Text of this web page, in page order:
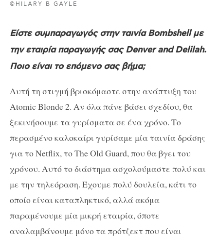
©HILARY B GAYLE
Είστε συμπαραγωγός στην ταινία Bombshell με
την εταιρία παραγωγής σας Denver and Delilah.
Ποιο είναι το επόμενο σας βήμα;
Αυτή τη στιγμή βρισκόμαστε στην ανάπτυξη του
Atomic Blonde 2. Αν όλα πάνε βάσει σχεδίου, θα
ξεκινήσουμε τα γυρίσματα σε ένα χρόνο. Το
περασμένο καλοκαίρι γυρίσαμε μία ταινία δράσης
για το Netflix, το The Old Guard, που θα βγει του
χρόνου. Αυτό το διάστημα ασχολούμαστε πολύ και
με την τηλεόραση. Έχουμε πολύ δουλεία, κάτι το
οποίο είναι καταπληκτικό, αλλά ακόμα
παραμένουμε μία μικρή εταιρία, όποτε
αναλαμβάνουμε μόνο τα πρότζεκτ που είναι